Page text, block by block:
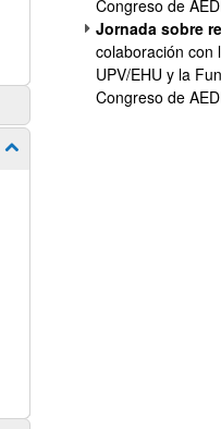
Mostrar/ocultar subpáginas
Congreso de
Jornada sobre
colaboración con
UPV/EHU y la
Congreso de